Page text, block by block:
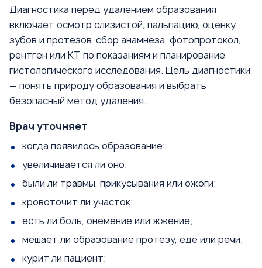
Диагностика перед удалением образования
включает осмотр слизистой, пальпацию, оценку
зубов и протезов, сбор анамнеза, фотопротокол,
рентген или КТ по показаниям и планирование
гистологического исследования. Цель диагностики
— понять природу образования и выбрать
безопасный метод удаления.
Врач уточняет
когда появилось образование;
увеличивается ли оно;
были ли травмы, прикусывания или ожоги;
кровоточит ли участок;
есть ли боль, онемение или жжение;
мешает ли образование протезу, еде или речи;
курит ли пациент;